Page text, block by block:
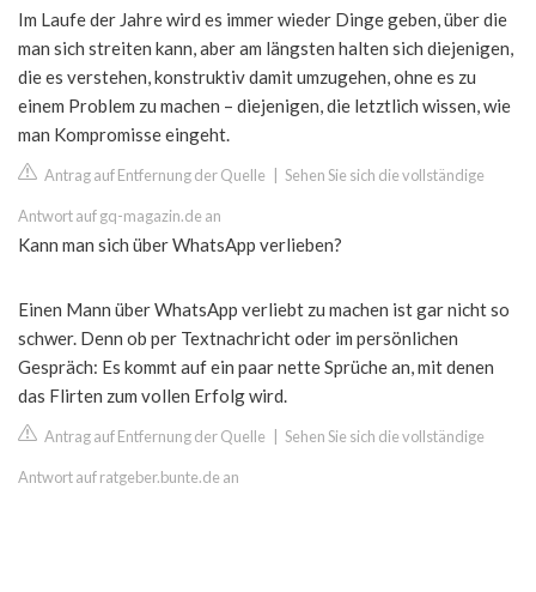
Im Laufe der Jahre wird es immer wieder Dinge geben, über die
man sich streiten kann, aber am längsten halten sich diejenigen,
die es verstehen, konstruktiv damit umzugehen, ohne es zu
einem Problem zu machen – diejenigen, die letztlich wissen, wie
man Kompromisse eingeht.
Antrag auf Entfernung der Quelle Sehen Sie sich die vollständige
Antwort auf gq-magazin.de an
Kann man sich über WhatsApp verlieben?
Einen Mann über WhatsApp verliebt zu machen ist gar nicht so
schwer. Denn ob per Textnachricht oder im persönlichen
Gespräch: Es kommt auf ein paar nette Sprüche an, mit denen
das Flirten zum vollen Erfolg wird.
Antrag auf Entfernung der Quelle Sehen Sie sich die vollständige
Antwort auf ratgeber.bunte.de an